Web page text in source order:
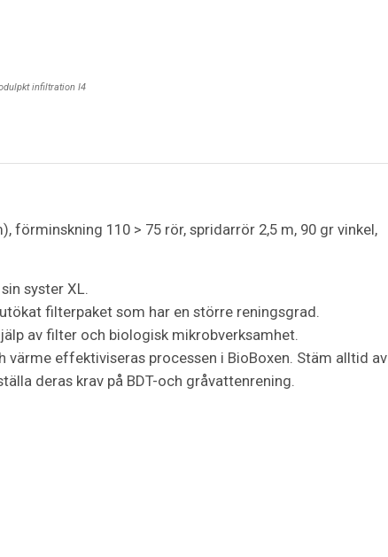
infiltration I4
förminskning 110 > 75 rör, spridarrör 2,5 m, 90 gr vinkel,
syster XL.
filterpaket som har en större reningsgrad.
av filter och biologisk mikrobverksamhet.
effektiviseras processen i BioBoxen. Stäm alltid av
deras krav på BDT-och gråvattenrening.